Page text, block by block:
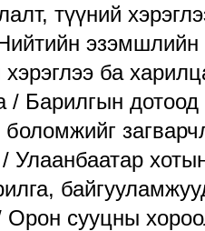
түүний
эзэмшлийн
хэрэглээ ба
Барилгын дотоод
боломжийг
Улаанбаатар
Орон сууцны